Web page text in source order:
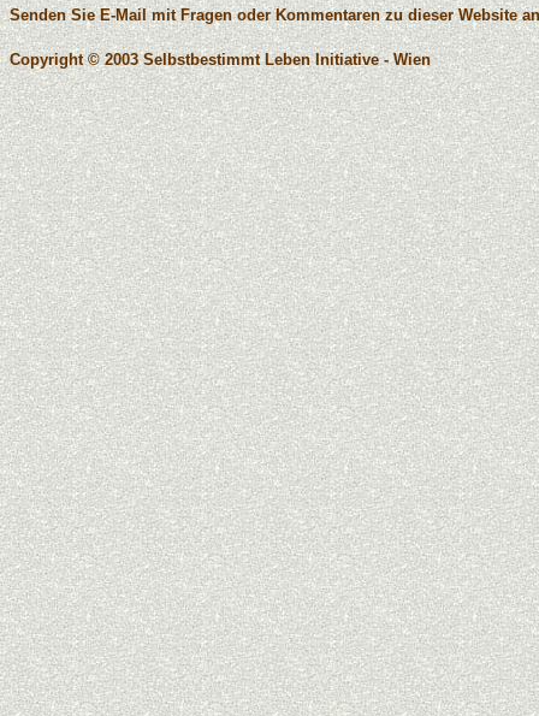
Senden Sie E-Mail mit Fragen oder Kommentaren zu dieser Website
Copyright © 2003 Selbstbestimmt Leben Initiative - Wien